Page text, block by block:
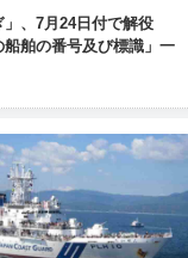
」、7月24日付で解役
船舶の番号及び標識」一